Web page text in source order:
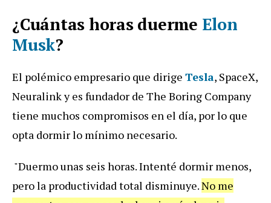
¿Cuántas horas duerme Elon
Musk?
El polémico empresario que dirige Tesla, SpaceX,
Neuralink y es fundador de The Boring Company
tiene muchos compromisos en el día, por lo que
opta dormir lo mínimo necesario.
"Duermo unas seis horas. Intenté dormir menos,
pero la productividad total disminuye.No me